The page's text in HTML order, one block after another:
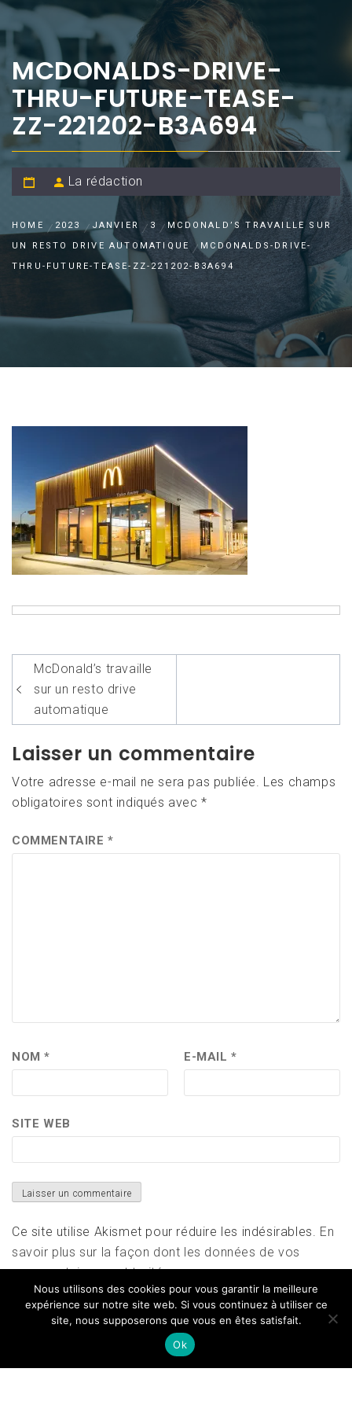
MCDONALDS-DRIVE-
THRU-FUTURE-TEASE-
ZZ-221202-B3A694
La rédaction
HOME 2023 JANVIER 3
MCDONALD’S TRAVAILLE SUR
UN RESTO DRIVE AUTOMATIQUE
MCDONALDS-DRIVE-
THRU-FUTURE-TEASE-ZZ-221202-B3A694
Navigation
de
l’article
McDonald’s travaille
sur un resto drive
automatique
Laisser un commentaire
Votre adresse e-mail ne sera pas publiée. Les champs
obligatoires sont indiqués avec*
COMMENTAIRE*
NOM* E-MAIL*
SITE WEB
Ce site utilise Akismet pour réduire les indésirables. En
savoir plus sur la façon dont les données de vos
commentaires sont traitées.
Nous utilisons des cookies pour vous garantir la meilleure
expérience sur notre site web. Si vous continuez à utiliser ce
site, nous supposerons que vous en êtes satisfait.
Ok